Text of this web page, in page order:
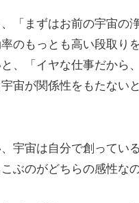
「まずはお前の宇宙の
のもっとも高い段取り
、「イヤな仕事だから
宙が関係性をもたない
宇宙は自分で創ってい
ぶのがどちらの感性な